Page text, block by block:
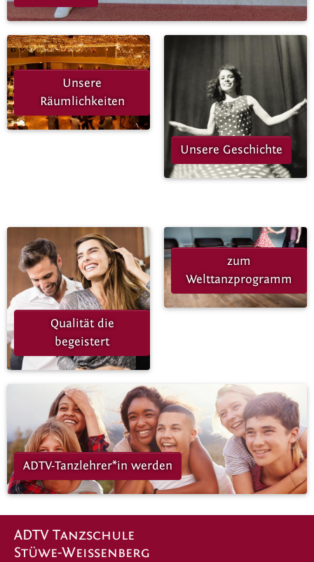
Unsere
Räumlichkeiten
Unsere Geschichte
Qualität die
begeistert
zum
Welttanzprogramm
ADTV-Tanzlehrer*in werden
ADTV Tanzschule
Stüwe-Weissenberg